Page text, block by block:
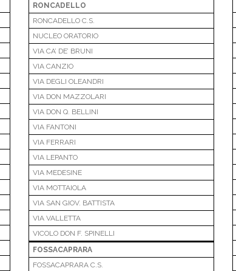
RONCADELLO
RONCADELLO C.S.
NUCLEO ORATORIO
VIA CA’ DE’ BRUNI
VIA CANZIO
VIA DEGLI OLEANDRI
VIA DON MAZZOLARI
VIA DON Q. BELLINI
VIA FANTONI
VIA FERRARI
VIA LEPANTO
VIA MEDESINE
VIA MOTTAIOLA
VIA SAN GIOV. BATTISTA
VIA VALLETTA
VICOLO DON F. SPINELLI
FOSSACAPRARA
FOSSACAPRARA C.S.